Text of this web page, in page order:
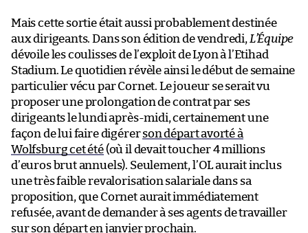
Mais cette sortie était aussi probablement destinée
aux dirigeants. Dans son édition de vendredi, L’Équipe
dévoile les coulisses de l’exploit de Lyon à l’Etihad
Stadium. Le quotidien révèle ainsi le début de semaine
particulier vécu par Cornet. Le joueur se serait vu
proposer une prolongation de contrat par ses
dirigeants le lundi après-midi, certainement une
façon de lui faire digérerson départ avorté à
Wolfsburg cet été(où il devait toucher 4 millions
d’euros brut annuels). Seulement, l’OL aurait inclus
une très faible revalorisation salariale dans sa
proposition, que Cornet aurait immédiatement
refusée, avant de demander à ses agents de travailler
sur son départ en janvier prochain.